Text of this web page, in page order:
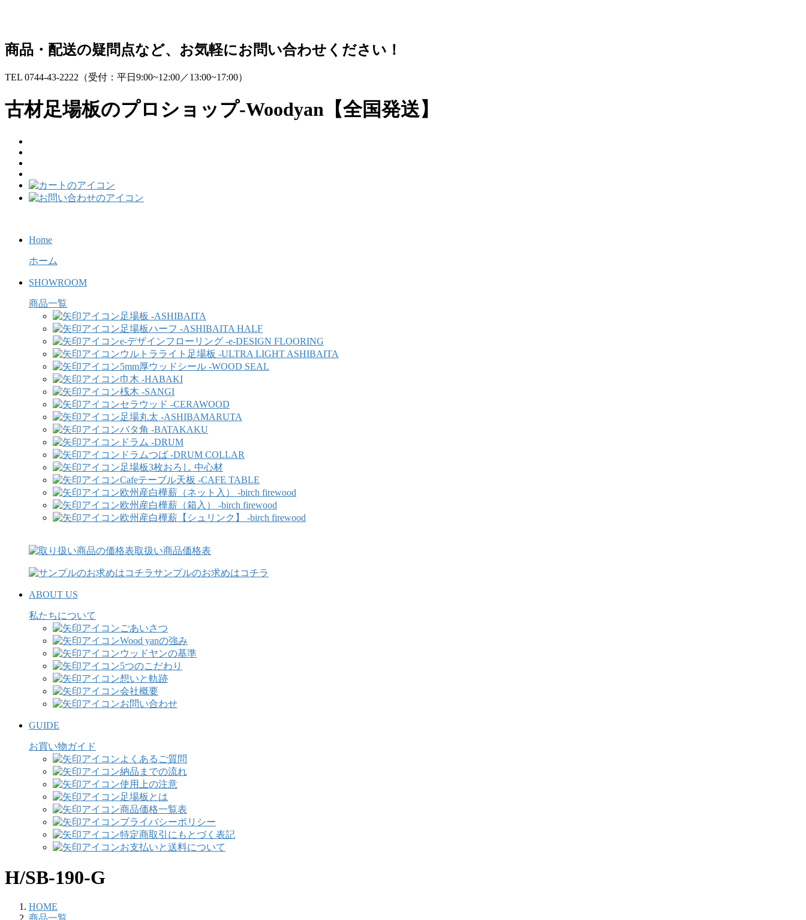
テ
ン
へ
キ
ッ
ゲ
ー
ョ
に
移
商品・配送の疑問点など、お気軽にお問い合わせください！
TEL 0744-43-2222 （受付：平日9:00~12:00／13:00~17:00）
古材足場板のプロショップ-Woodyan【全国発送】
Home
ホーム
SHOWROOM
商品一覧
足場板 -ASHIBAITA
足場板ハーフ -ASHIBAITA HALF
e-デザインフローリング -e-DESIGN FLOORING
ウルトラライト足場板 -ULTRA LIGHT ASHIBAITA
5mm厚ウッドシール -WOOD SEAL
巾木 -HABAKI
桟木 -SANGI
セラウッド -CERAWOOD
足場丸太 -ASHIBAMARUTA
バタ角 -BATAKAKU
ドラム -DRUM
ドラムつば -DRUM COLLAR
足場板3枚おろし 中心材
Cafeテーブル天板 -CAFE TABLE
欧州産白樺薪（ネット入） -birch firewood
欧州産白樺薪（箱入） -birch firewood
欧州産白樺薪【シュリンク】 -birch firewood
取扱い商品価格表
サンプルのお求めはコチラ
ABOUT US
私たちについて
ごあいさつ
Wood yanの強み
ウッドヤンの基準
5つのこだわり
想いと軌跡
会社概要
お問い合わせ
GUIDE
お買い物ガイド
よくあるご質問
納品までの流れ
使用上の注意
足場板とは
商品価格一覧表
プライバシーポリシー
特定商取引にもとづく表記
お支払いと送料について
H/SB-190-G
HOME